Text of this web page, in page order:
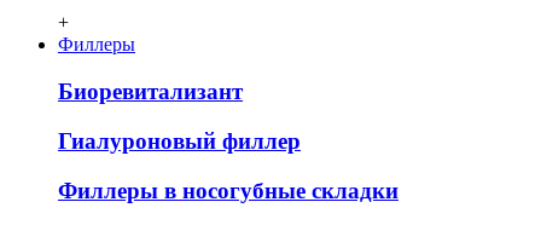
+
Филлеры
Биоревитализант
Гиалуроновый филлер
Филлеры в носогубные складки